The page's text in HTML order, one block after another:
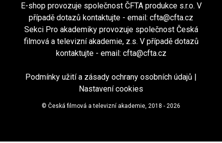
E-shop provozuje společnost ČFTA produkce s.r.o. V
případě dotazů kontaktujte - email: cfta@cfta.cz
Sekci Pro akademiky provozuje společnost Česká
filmová a televizní akademie, z.s. V případě dotazů
kontaktujte - email: cfta@cfta.cz
Podmínky užití a zásady ochrany osobních údajů |
Nastavení cookies
© Česká filmová a televizní akademie, 2018 - 2026